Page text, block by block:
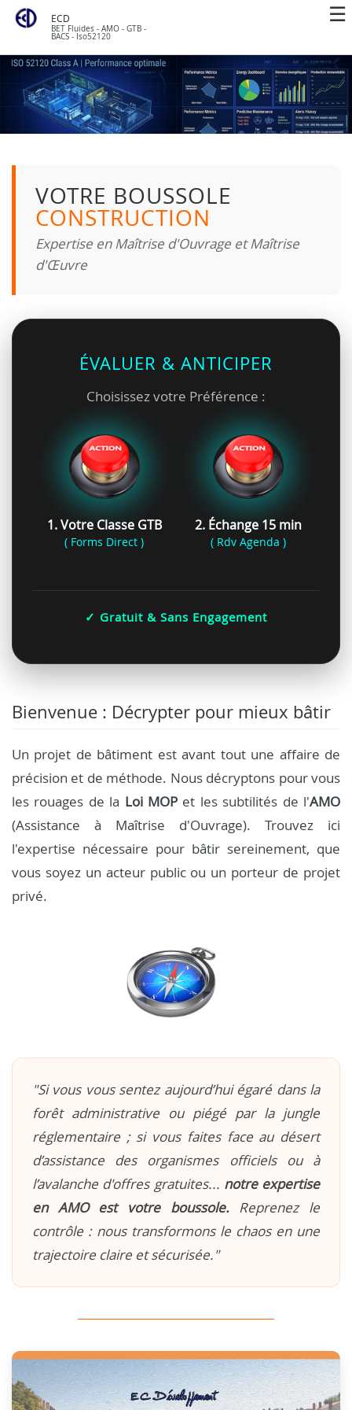
ECD
BET Fluides - AMO - GTB -
BACS - Iso52120
VOTRE BOUSSOLE
CONSTRUCTION
Expertise en Maîtrise d'Ouvrage et Maîtrise
d'Œuvre
ÉVALUER & ANTICIPER
Choisissez votre Préférence :
1. Votre Classe GTB
( Forms Direct )
2. Échange 15 min
( Rdv Agenda )
✓ Gratuit & Sans Engagement
Bienvenue : Décrypter pour mieux bâtir
Un projet de bâtiment est avant tout une affaire de
précision et de méthode. Nous décryptons pour vous
les rouages de la Loi MOP et les subtilités de l'AMO
(Assistance à Maîtrise d'Ouvrage). Trouvez ici
l'expertise nécessaire pour bâtir sereinement, que
vous soyez un acteur public ou un porteur de projet
privé.
"Si vous vous sentez aujourd’hui égaré dans la
forêt administrative ou piégé par la jungle
réglementaire ; si vous faites face au désert
d’assistance des organismes officiels ou à
l’avalanche d'offres gratuites... notre expertise
en AMO est votre boussole.Reprenez le
contrôle : nous transformons le chaos en une
trajectoire claire et sécurisée."